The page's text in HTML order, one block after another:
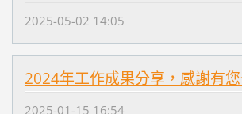
2025-05-02 14:05
2024年工作成果分享，感謝有
2025-01-15 16:54